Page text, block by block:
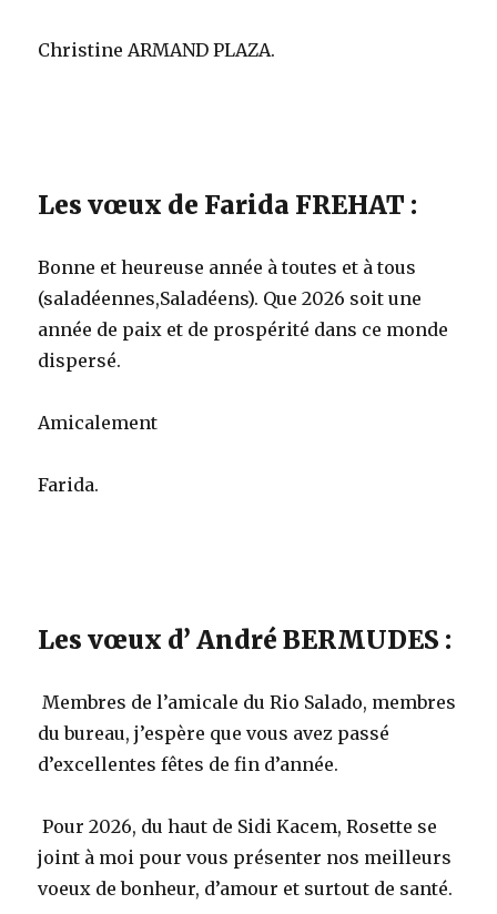
Christine ARMAND PLAZA.
Les vœux de Farida FREHAT :
Bonne et heureuse année à toutes et à tous
(saladéennes,Saladéens). Que 2026 soit une
année de paix et de prospérité dans ce monde
dispersé.
Amicalement
Farida.
Les vœux d’ André BERMUDES :
Membres de l’amicale du Rio Salado, membres
du bureau, j’espère que vous avez passé
d’excellentes fêtes de fin d’année.
Pour 2026, du haut de Sidi Kacem, Rosette se
joint à moi pour vous présenter nos meilleurs
voeux de bonheur, d’amour et surtout de santé.